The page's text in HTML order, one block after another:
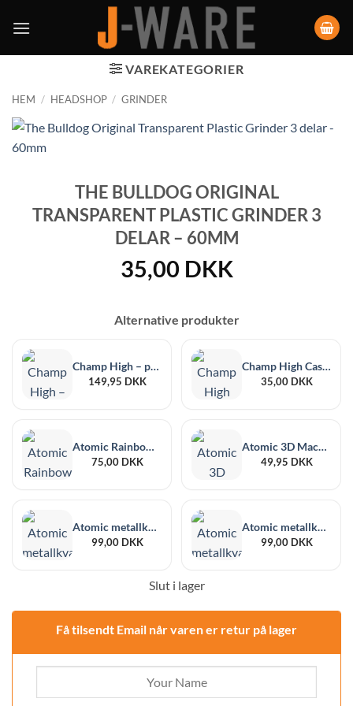
VAREKATEGORIER
HEM / HEADSHOP / GRINDER
THE BULLDOG ORIGINAL
TRANSPARENT PLASTIC GRINDER 3
DELAR – 60MM
35,00 DKK
Alternative produkter
Champ High – plastkvarn och påfyllning av koner
149,95 DKK
Champ High Casino Tärningskvarn ø45mm 2-delad
35,00 DKK
Atomic Rainbow metallkvarn 4-delar ø63 mm
75,00 DKK
Atomic 3D Macarons Metallkvarn 4-delar ø50 mm
49,95 DKK
Atomic metallkvarn Crumble ø60mm 4-delar
99,00 DKK
Atomic metallkvarn gyllene tänder blad 4-delar ø63 mm
99,00 DKK
Slut i lager
Få tilsendt Email når varen er retur på lager